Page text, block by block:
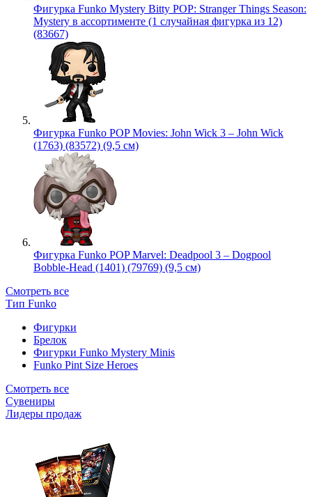
Фигурка Funko Mystery Bitty POP: Stranger Things Season:
Mystery в ассортименте (1 случайная фигурка из 12)
(83667)
Фигурка Funko POP Movies: John Wick 3 – John Wick
(1763) (83572) (9,5 см)
Фигурка Funko POP Marvel: Deadpool 3 – Dogpool
Bobble-Head (1401) (79769) (9,5 см)
Смотреть все
Тип Funko
Фигурки
Брелок
Фигурки Funko Mystery Minis
Funko Pint Size Heroes
Смотреть все
Сувениры
Лидеры продаж